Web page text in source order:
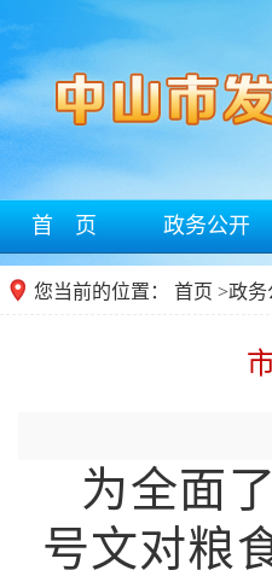
首 页 政务公开
您当前的位置： 首页 >政务
为全面
号文对粮